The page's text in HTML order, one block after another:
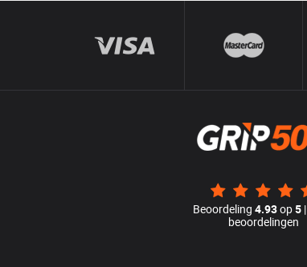
Beoordeling 4.93op5|
beoordelingen